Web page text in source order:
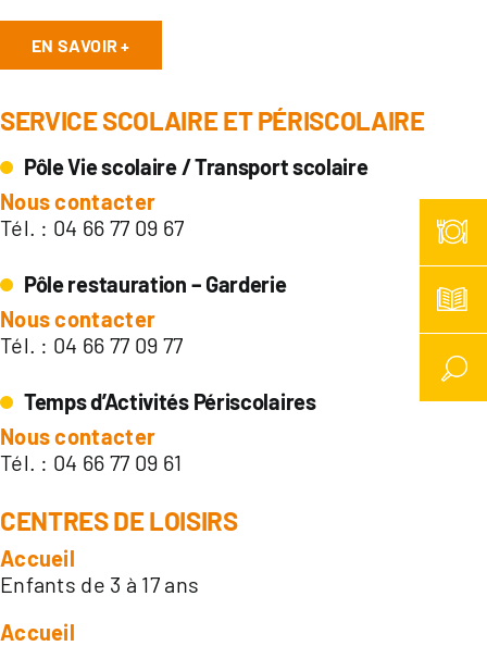
EN SAVOIR +
SERVICE SCOLAIRE ET PÉRISCOLAIRE
Pôle Vie scolaire / Transport scolaire
Nous contacter
Tél. : 04 66 77 09 67
Pôle restauration – Garderie
Nous contacter
Tél. : 04 66 77 09 77
Temps d’Activités Périscolaires
Nous contacter
Tél. : 04 66 77 09 61
CENTRES DE LOISIRS
Accueil
Enfants de 3 à 17 ans
Accueil